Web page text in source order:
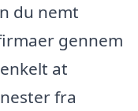
du nemt
gennem
at
fra